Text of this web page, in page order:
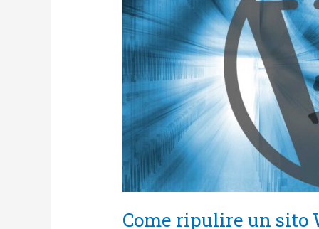
Come ripulire un sito
WordPress
infettato:
guida
pratica
passo
passo